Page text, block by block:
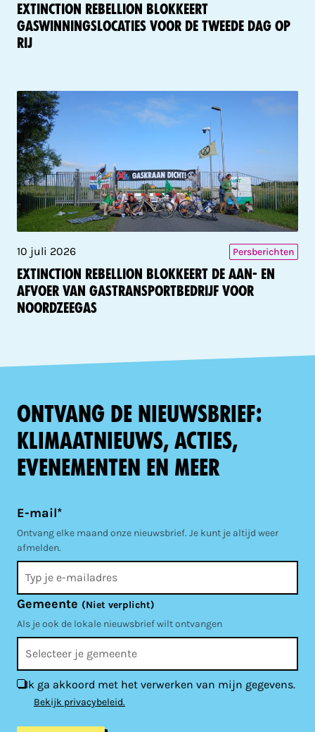
Extinction Rebellion blokkeert
gaswinningslocaties voor de tweede dag op
rij
10 juli 2026 Persberichten
Extinction Rebellion blokkeert de aan- en
afvoer van gastransportbedrijf voor
Noordzeegas
Ontvang de nieuwsbrief:
klimaatnieuws, acties,
evenementen en meer
E-mail*
Ontvang elke maand onze nieuwsbrief. Je kunt je altijd weer
afmelden.
Gemeente (Niet verplicht)
Als je ook de lokale nieuwsbrief wilt ontvangen
Ik ga akkoord met het verwerken van mijn gegevens.
Bekijk privacybeleid.